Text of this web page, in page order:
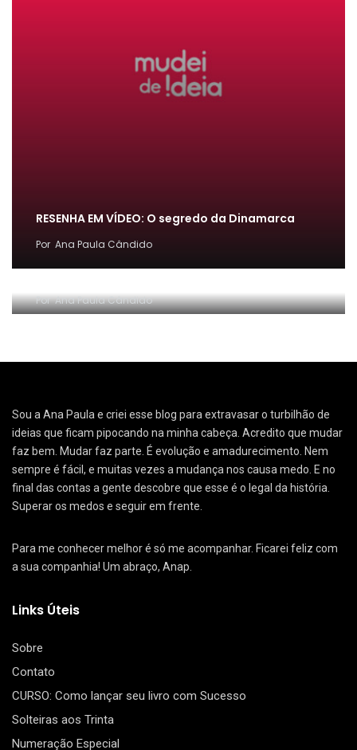
RESENHA EM VÍDEO: O segredo da Dinamarca
Por Ana Paula Cândido
MEI ~ Conta Comigo MEI
PorAna Paula Cândido
Sou a Ana Paula e criei esse blog para extravasar o turbilhão de
ideias que ficam pipocando na minha cabeça. Acredito que mudar
faz bem. Mudar faz parte. É evolução e amadurecimento. Nem
sempre é fácil, e muitas vezes a mudança nos causa medo. E no
final das contas a gente descobre que esse é o legal da história.
Superar os medos e seguir em frente.
Para me conhecer melhor é só me acompanhar. Ficarei feliz com
a sua companhia! Um abraço, Anap.
Links Úteis
Sobre
Contato
CURSO: Como lançar seu livro com Sucesso
Solteiras aos Trinta
Numeração Especial